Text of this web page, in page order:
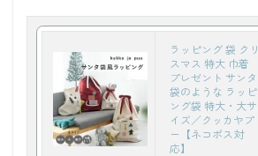
ラッピング 袋 クリ
スマス 特大 巾着
プレゼント サンタ
袋のような ラッピ
ング袋 特大・大サ
イズ／クッカヤプ
ー【ネコポス対
応】